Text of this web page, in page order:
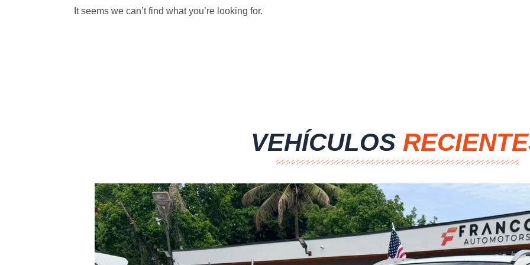
It seems we can’t find what you’re looking for.
VEHÍCULOS